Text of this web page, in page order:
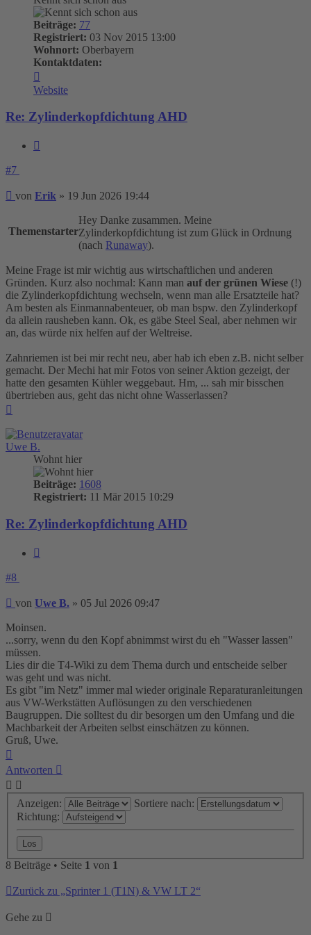
Beiträge: 77
Registriert: 03 Nov 2015 13:00
Wohnort: Oberbayern
Kontaktdaten:
von
Erik
Website
Re: Zylinderkopfdichtung AHD
#7
Beitrag
von Erik » 19 Jun 2026 19:44
Themenstarter
Hey Danke zusammen. Meine
Zylinderkopfdichtung ist zum Glück in Ordnung
(nach Runaway).
Meine Frage ist mir wichtig aus wirtschaftlichen und anderen
Gründen. Kurz also nochmal: Kann man auf der grünen Wiese (!)
die Zylinderkopfdichtung wechseln, wenn man alle Ersatzteile hat?
Am besten als Einmannabenteuer, ob man bspw. den Zylinderkopf
da allein rausheben kann. Ok, es gäbe Steel Seal, aber nehmen wir
an, das würde nix helfen auf der Weltreise.
Zahnriemen ist bei mir recht neu, aber hab ich eben z.B. nicht selber
gemacht. Der Mechi hat mir Fotos von seiner Aktion gezeigt, der
hatte den gesamten Kühler weggebaut. Hm, ... sah mir bisschen
übertrieben aus, geht das nicht ohne Wasserlassen?
Uwe B.
Wohnt hier
Beiträge: 1608
Registriert: 11 Mär 2015 10:29
Re: Zylinderkopfdichtung AHD
#8
Beitrag
von Uwe B. » 05 Jul 2026 09:47
Moinsen.
...sorry, wenn du den Kopf abnimmst wirst du eh "Wasser lassen"
müssen.
Lies dir die T4-Wiki zu dem Thema durch und entscheide selber
was geht und was nicht.
Es gibt "im Netz" immer mal wieder originale Reparaturanleitungen
aus VW-Werkstätten Auflösungen zu den verschiedenen
Baugruppen. Die solltest du dir besorgen um den Umfang und die
Machbarkeit der Arbeiten selbst einschätzen zu können.
Gruß, Uwe.
Antworten
Anzeigen:
Sortiere nach:
Richtung:
8 Beiträge • Seite 1 von 1
Zurück zu „Sprinter 1 (T1N) & VW LT 2“
Gehe zu